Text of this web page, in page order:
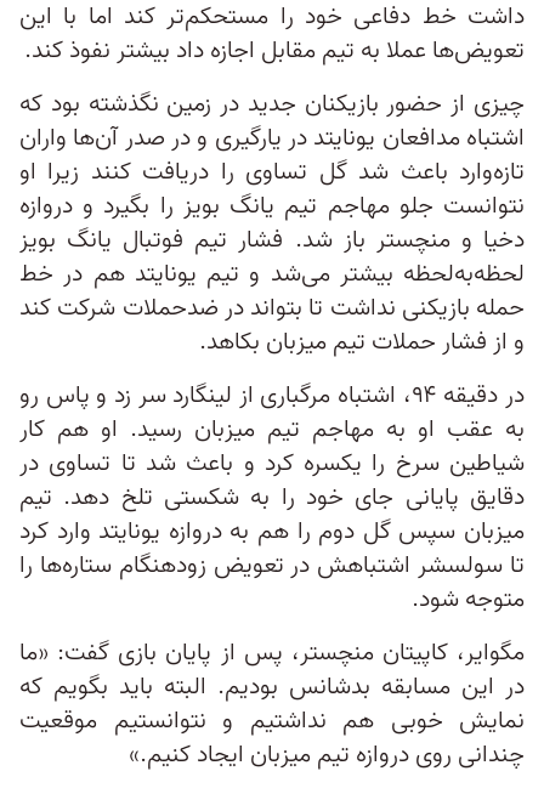
داشت خط دفاعی خود را مستحکم‌تر کند اما با این
تعویض‌ها عملا به تیم مقابل اجازه داد بیشتر نفوذ کند.
چیزی از حضور بازیکنان جدید در زمین نگذشته بود که
اشتباه مدافعان یونایتد در یارگیری و در صدر آن‌ها واران
تازه‌وارد باعث شد گل تساوی را دریافت کنند زیرا او
نتوانست جلو مهاجم تیم یانگ بویز را بگیرد و دروازه
دخیا و منچستر باز شد. فشار تیم فوتبال یانگ بویز
لحظه‌به‌لحظه بیشتر می‌شد و تیم یونایتد هم در خط
حمله بازیکنی نداشت تا بتواند در ضدحملات شرکت کند
و از فشار حملات تیم میزبان بکاهد.
در دقیقه ۹۴، اشتباه مرگباری از لینگارد سر زد و پاس رو
به عقب او به مهاجم تیم میزبان رسید. او هم کار
شیاطین سرخ را یکسره کرد و باعث شد تا تساوی در
دقایق پایانی جای خود را به شکستی تلخ دهد. تیم
میزبان سپس گل دوم را هم به دروازه یونایتد وارد کرد
تا سولسشر اشتباهش در تعویض زودهنگام ستاره‌ها را
متوجه شود.
مگوایر، کاپیتان منچستر، پس از پایان بازی گفت: «ما
در این مسابقه بدشانس بودیم. البته باید بگویم که
نمایش خوبی هم نداشتیم و نتوانستیم موقعیت
چندانی روی دروازه تیم میزبان ایجاد کنیم.»